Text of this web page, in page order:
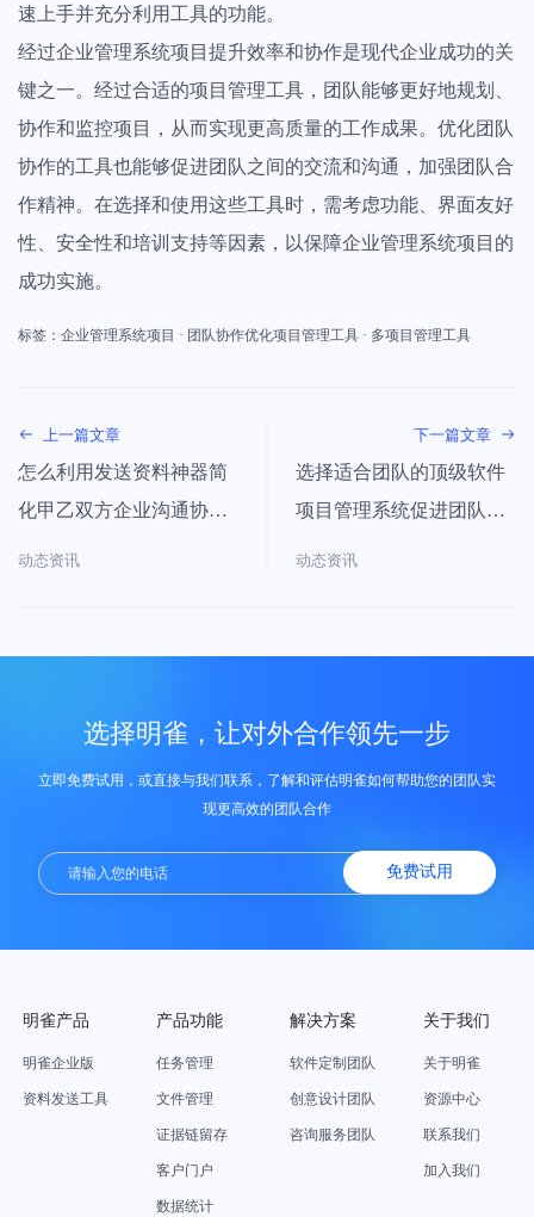
速上手并充分利用工具的功能。
经过企业管理系统项目提升效率和协作是现代企业成功的关
键之一。经过合适的项目管理工具，团队能够更好地规划、
协作和监控项目，从而实现更高质量的工作成果。优化团队
协作的工具也能够促进团队之间的交流和沟通，加强团队合
作精神。在选择和使用这些工具时，需考虑功能、界面友好
性、安全性和培训支持等因素，以保障企业管理系统项目的
成功实施。
标签： 企业管理系统项目 · 团队协作优化项目管理工具 · 多项目管理工具
上一篇文章
怎么利用发送资料神器简
化甲乙双方企业沟通协作
工作流程
动态资讯
下一篇文章
选择适合团队的顶级软件
项目管理系统促进团队合
作中流畅协作与沟通
动态资讯
选择明雀，让对外合作领先一步
立即免费试用，或直接与我们联系，了解和评估明雀如何帮助您的团队实
现更高效的团队合作
免费试用
明雀产品
明雀企业版
资料发送工具
产品功能
任务管理
文件管理
证据链留存
客户门户
数据统计
解决方案
软件定制团队
创意设计团队
咨询服务团队
关于我们
关于明雀
资源中心
联系我们
加入我们